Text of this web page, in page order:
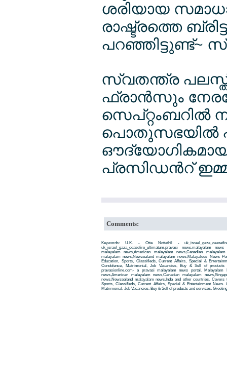
ശരിയായ
രാഷ്ട്രത്തെ
പറഞ്ഞിട്ടുണ്ട്~
സ്വതന്ത്ര
ഫ്രാന്‍സും
പൊതുസഭയില്‍
പ്രസിഡന്‍റ്
Comments:
Keywords: U.K. - Otta Nottathil -
uk_israel_gaza_ceasefire_ultimatum,pravasi news,malayalam
malayalam news,American malayalam news,Canadian
malayalam news,Newzealand malayalam news,Malayalees News
Education, Sports, Classifieds, Current Affairs, Special &
Condolence, Matrimonial, Job Vacancies, Buy & Sell of
pravasionline.com- a pravasi malayalam news portal. Malayalam
news,American malayalam news,Canadian malayalam
news,Newzealand malayalam news,Inda and other countries.
Sports, Classifieds, Current Affairs, Special & Entertainment News.
Matrimonial, Job Vacancies, Buy & Sell of products and services,